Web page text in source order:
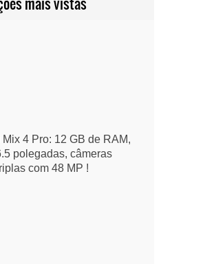
4 Pro: 12 GB de RAM,
polegadas, câmeras
com 48 MP !